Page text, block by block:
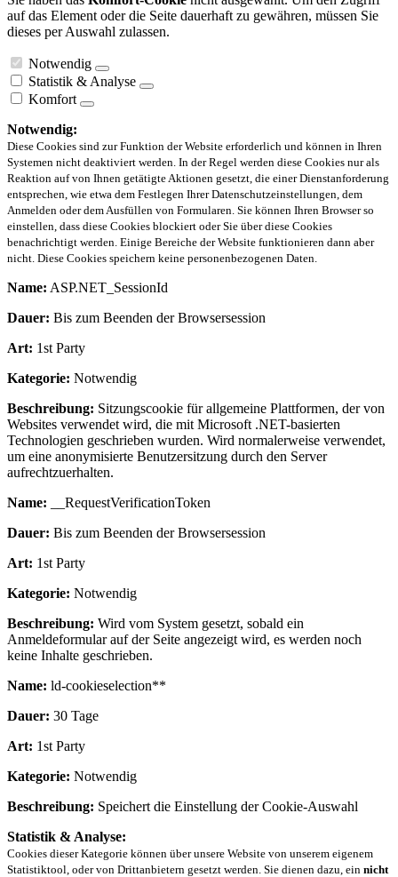
auf das Element oder die Seite dauerhaft zu gewähren, müssen Sie
dieses per Auswahl zulassen.
Notwendig
Statistik & Analyse
Komfort
Notwendig:
Diese Cookies sind zur Funktion der Website erforderlich und können in Ihren
Systemen nicht deaktiviert werden. In der Regel werden diese Cookies nur als
Reaktion auf von Ihnen getätigte Aktionen gesetzt, die einer Dienstanforderung
entsprechen, wie etwa dem Festlegen Ihrer Datenschutzeinstellungen, dem
Anmelden oder dem Ausfüllen von Formularen. Sie können Ihren Browser so
einstellen, dass diese Cookies blockiert oder Sie über diese Cookies
benachrichtigt werden. Einige Bereiche der Website funktionieren dann aber
nicht. Diese Cookies speichern keine personenbezogenen Daten.
Name: ASP.NET_SessionId
Dauer: Bis zum Beenden der Browsersession
Art: 1st Party
Kategorie: Notwendig
Beschreibung: Sitzungscookie für allgemeine Plattformen, der von
Websites verwendet wird, die mit Microsoft .NET-basierten
Technologien geschrieben wurden. Wird normalerweise verwendet,
um eine anonymisierte Benutzersitzung durch den Server
aufrechtzuerhalten.
Name: __RequestVerificationToken
Dauer: Bis zum Beenden der Browsersession
Art: 1st Party
Kategorie: Notwendig
Beschreibung: Wird vom System gesetzt, sobald ein
Anmeldeformular auf der Seite angezeigt wird, es werden noch
keine Inhalte geschrieben.
Name: ld-cookieselection**
Dauer: 30 Tage
Art: 1st Party
Kategorie: Notwendig
Beschreibung: Speichert die Einstellung der Cookie-Auswahl
Statistik & Analyse:
Cookies dieser Kategorie können über unsere Website von unserem eigenem
Statistiktool, oder von Drittanbietern gesetzt werden. Sie dienen dazu, ein nicht